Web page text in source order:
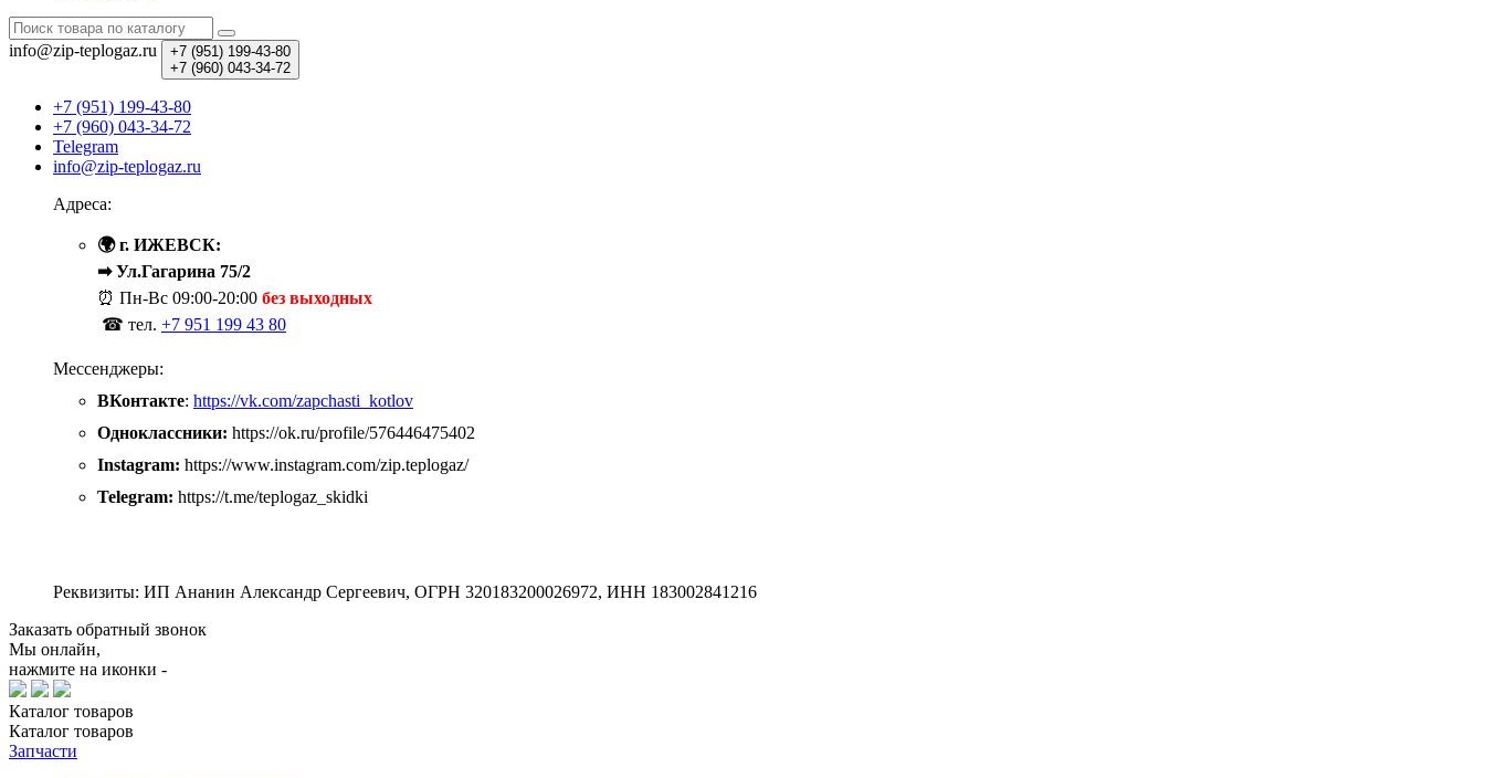
info@zip-teplogaz.ru +7 (951) 199-43-80
+7 (960) 043-34-72
+7 (951) 199-43-80
+7 (960) 043-34-72
Telegram
info@zip-teplogaz.ru
Адреса:
🌍 г. ИЖЕВСК:
➡ Ул.Гагарина 75/2
⏰ Пн-Вс 09:00-20:00 без выходных
☎ тел. +7 951 199 43 80
Мессенджеры:
ВКонтакте: https://vk.com/zapchasti_kotlov
Одноклассники: https://ok.ru/profile/576446475402
Instagram: https://www.instagram.com/zip.teplogaz/
Telegram: https://t.me/teplogaz_skidki
Реквизиты: ИП Ананин Александр Сергеевич, ОГРН 320183200026972, ИНН 183002841216
Заказать обратный звонок
Мы онлайн,
нажмите на иконки -
Каталог товаров
Каталог товаров
Запчасти